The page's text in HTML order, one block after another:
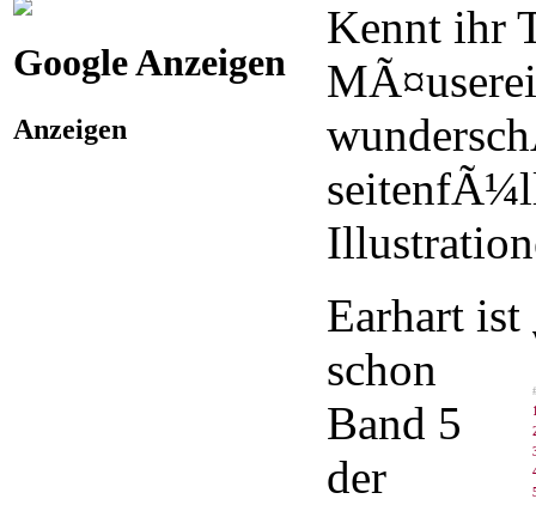
Google Anzeigen
Anzeigen
Kennt ihr
Earhart ist
schon
Band 5
der